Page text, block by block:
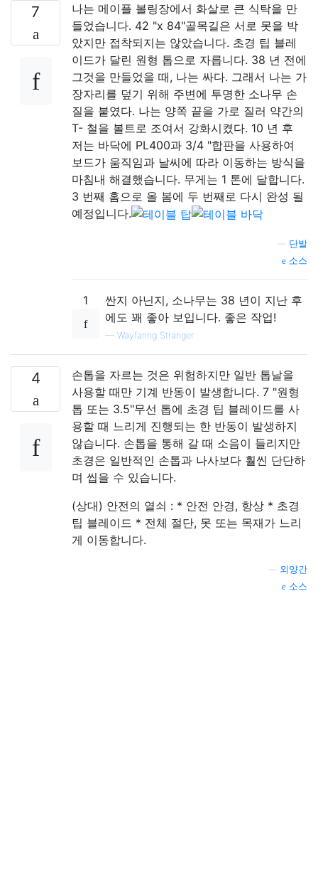
7
나는 메이플 볼링장에서 화살로 큰 식탁을 만
들었습니다. 42 "x 84"골목길은 서로 못을 박
았지만 접착되지는 않았습니다. 초경 팁 블레
이드가 달린 원형 톱으로 자릅니다. 38 년 전에
그것을 만들었을 때, 나는 싸다. 그래서 나는 가
장자리를 덮기 위해 주변에 투명한 소나무 손
질을 붙였다. 나는 양쪽 끝을 가로 질러 약간의
T- 철을 볼트로 조여서 강화시켰다. 10 년 후
저는 바닥에 PL400과 3/4 "합판을 사용하여
보드가 움직임과 날씨에 따라 이동하는 방식을
마침내 해결했습니다. 무게는 1 톤에 달합니다.
3 번째 홈으로 올 봄에 두 번째로 다시 완성 될
예정입니다.
단발
소스
1
싼지 아닌지, 소나무는 38 년이 지난 후
에도 꽤 좋아 보입니다. 좋은 작업!
— Wayfaring Stranger
4
손톱을 자르는 것은 위험하지만 일반 톱날을
사용할 때만 기계 반동이 발생합니다. 7 "원형
톱 또는 3.5"무선 톱에 초경 팁 블레이드를 사
용할 때 느리게 진행되는 한 반동이 발생하지
않습니다. 손톱을 통해 갈 때 소음이 들리지만
초경은 일반적인 손톱과 나사보다 훨씬 단단하
며 씹을 수 있습니다.
(상대) 안전의 열쇠 : * 안전 안경, 항상 * 초경
팁 블레이드 * 전체 절단, 못 또는 목재가 느리
게 이동합니다.
외양간
소스